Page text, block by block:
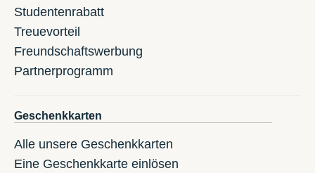
Studentenrabatt
Treuevorteil
Freundschaftswerbung
Partnerprogramm
Geschenkkarten
Alle unsere Geschenkkarten
Eine Geschenkkarte einlösen